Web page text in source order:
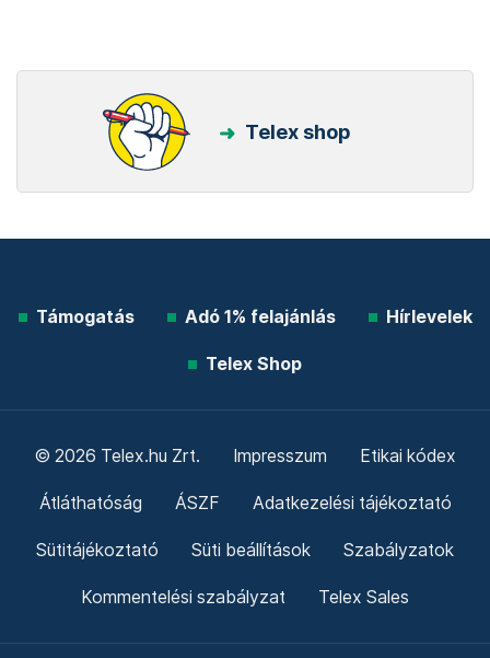
Telex shop
Támogatás Adó 1% felajánlás Hírlevelek
Telex Shop
© 2026 Telex.hu Zrt. Impresszum Etikai kódex
Átláthatóság ÁSZF Adatkezelési tájékoztató
Sütitájékoztató Süti beállítások Szabályzatok
Kommentelési szabályzat Telex Sales